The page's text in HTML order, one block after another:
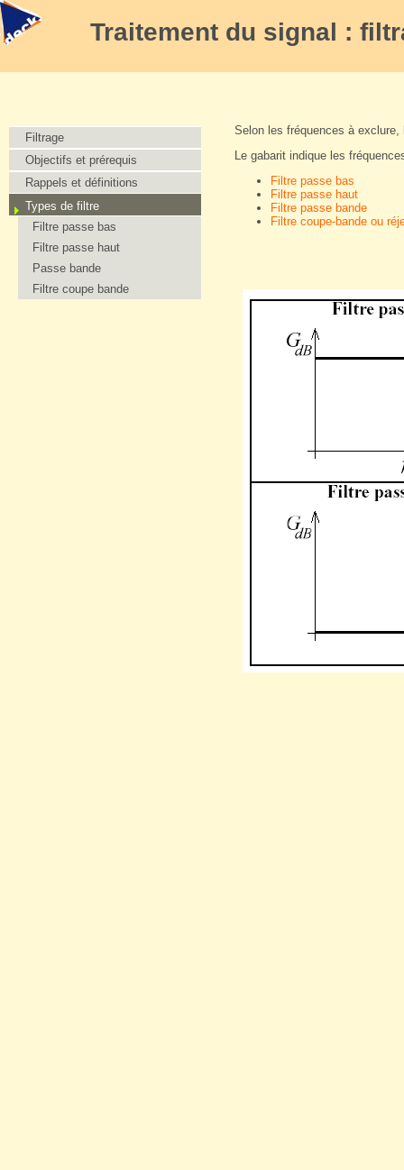
Traitement du signal :
Filtrage
Objectifs et prérequis
Rappels et définitions
Types de filtre
Filtre passe bas
Filtre passe haut
Passe bande
Filtre coupe bande
Selon les fréquences à
Le gabarit indique les
Filtre passe bas
Filtre passe haut
Filtre passe bande
Filtre coupe-bande ou